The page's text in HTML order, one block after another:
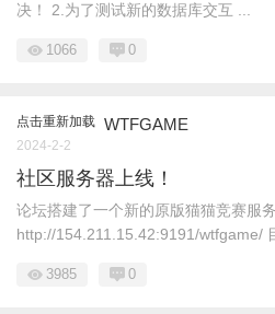
决！ 2.为了测试新的数据库交互 ...
1066 0
点击重新加载 WTFGAME
2024-2-2
社区服务器上线！
论坛搭建了一个新的原版猫猫竞赛服
http://154.211.15.42:9191/wtfgame/
3985 0